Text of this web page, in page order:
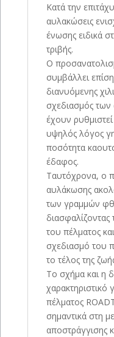
Κατά την
αυλακώσεις
ένωσης ειδικά
τριβής.
Ο
συμβάλλει
διανυόμενης
σχεδιασμός
έχουν
υψηλός λόγος
ποσότητα
έδαφος.
Ταυτόχρονα, ο
αυλάκωσης
των γραμμών
διασφαλίζοντας
του πέλματος
σχεδιασμό του
το τέλος της
Το σχήμα και η
πέλματος
σημαντικά στη
αποστράγγισης